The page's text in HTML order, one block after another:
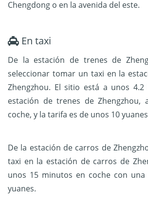
Chengdong o en la avenida del este.
En taxi
De la estación de trenes de
seleccionar tomar un taxi en la
Zhengzhou. El sitio está a unos
estación de trenes de Zhengzhou,
coche, y la tarifa es de unos 10
De la estación de carros de
taxi en la estación de carros de
unos 15 minutos en coche con
yuanes.